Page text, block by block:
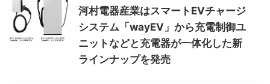
河村電器産業はスマートEVチャージ
システム「wayEV」から充電制御ユ
ニットなどと充電器が一体化した新
ラインナップを発売